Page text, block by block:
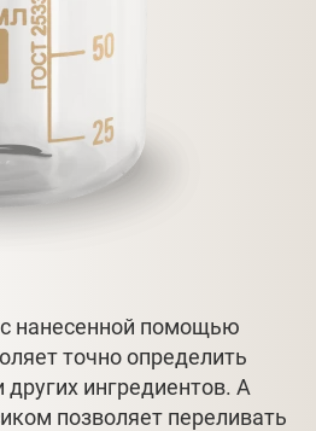
нанесенной помощью
точно определить
ингредиентов. А
позволяет переливать